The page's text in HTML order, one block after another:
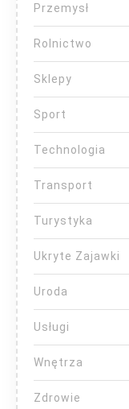
Przemysł
Rolnictwo
Sklepy
Sport
Technologia
Transport
Turystyka
Ukryte Zajawki
Uroda
Usługi
Wnętrza
Zdrowie